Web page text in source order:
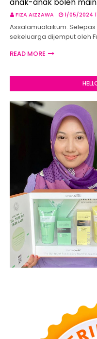
FIZA AIZZAWA 1/05/2024
Assalamualaikum.
sekeluarga dijemput oleh
READ MORE